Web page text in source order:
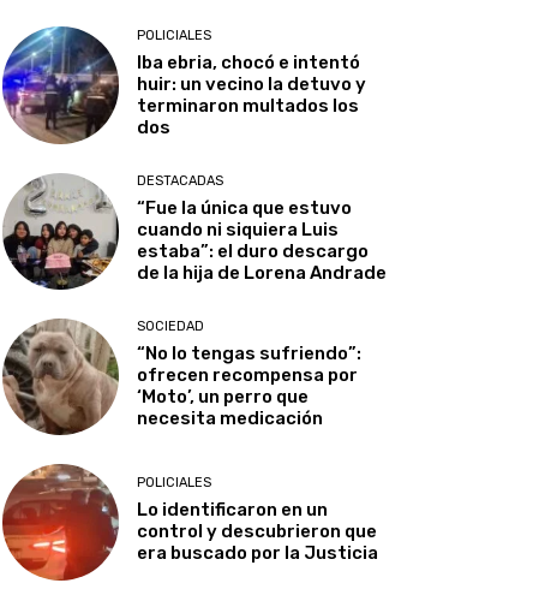
POLICIALES
Iba ebria, chocó e intentó
huir: un vecino la detuvo y
terminaron multados los
dos
DESTACADAS
“Fue la única que estuvo
cuando ni siquiera Luis
estaba”: el duro descargo
de la hija de Lorena Andrade
SOCIEDAD
“No lo tengas sufriendo”:
ofrecen recompensa por
‘Moto’, un perro que
necesita medicación
POLICIALES
Lo identificaron en un
control y descubrieron que
era buscado por la Justicia